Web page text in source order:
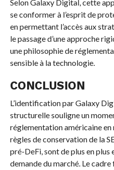
Selon Galaxy Digital, cette
se conformer à l’esprit de
en permettant l’accès aux
le passage d’une approche
une philosophie de
sensible à la technologie.
CONCLUSION
L’identification par Galaxy
structurelle souligne un
réglementation américaine
règles de conservation de la
pré-DeFi, sont de plus en
demande du marché. Le